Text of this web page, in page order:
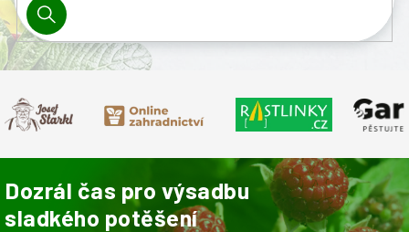
ý
m
u
HLEDAT
Dozrál čas pro výsadbu
sladkého potěšení